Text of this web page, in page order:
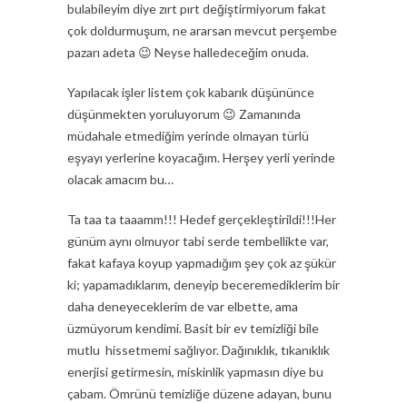
bulabileyim diye zırt pırt değiştirmiyorum fakat
çok doldurmuşum, ne ararsan mevcut perşembe
pazarı adeta 😉 Neyse halledeceğim onuda.
Yapılacak işler listem çok kabarık düşününce
düşünmekten yoruluyorum 😉 Zamanında
müdahale etmediğim yerinde olmayan türlü
eşyayı yerlerine koyacağım. Herşey yerli yerinde
olacak amacım bu…
Ta taa ta taaamm!!! Hedef gerçekleştirildi!!!Her
günüm aynı olmuyor tabi serde tembellikte var,
fakat kafaya koyup yapmadığım şey çok az şükür
ki; yapamadıklarım, deneyip beceremediklerim bir
daha deneyeceklerim de var elbette, ama
üzmüyorum kendimi. Basit bir ev temizliği bile
mutlu hissetmemi sağlıyor. Dağınıklık, tıkanıklık
enerjisi getirmesin, miskinlik yapmasın diye bu
çabam. Ömrünü temizliğe düzene adayan, bunu